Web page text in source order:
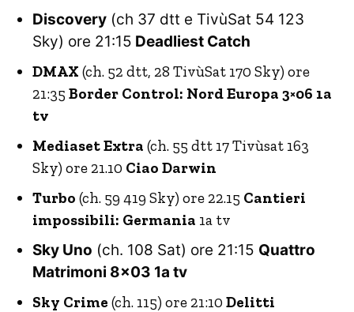
Discovery (ch 37 dtt e TivùSat 54 123
Sky) ore 21:15 Deadliest Catch
DMAX (ch. 52 dtt, 28 TivùSat 170 Sky) ore
21:35 Border Control: Nord Europa 3×06 1a
tv
Mediaset Extra (ch. 55 dtt 17 Tivùsat 163
Sky) ore 21.10 Ciao Darwin
Turbo (ch. 59 419 Sky) ore 22.15 Cantieri
impossibili: Germania 1a tv
Sky Uno (ch. 108 Sat) ore 21:15 Quattro
Matrimoni 8×03 1a tv
Sky Crime (ch. 115) ore 21:10 Delitti